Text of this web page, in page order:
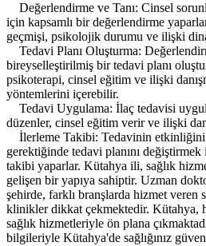
Değerlendirme ve Tanı: Cinsel
için kapsamlı bir değerlendirme
geçmişi, psikolojik durumu ve ilişki
Tedavi Planı Oluşturma:
bireyselleştirilmiş bir tedavi planı
psikoterapi, cinsel eğitim ve ilişki
yöntemlerini içerebilir.
Tedavi Uygulama: İlaç tedavisi
düzenler, cinsel eğitim verir ve ilişki
İlerleme Takibi: Tedavinin etkinliğini
gerektiğinde tedavi planını
takibi yaparlar. Kütahya ili, sağlık
gelişen bir yapıya sahiptir. Uzman
şehirde, farklı branşlarda hizmet veren
klinikler dikkat çekmektedir. Kütahya,
sağlık hizmetleriyle ön plana
bilgileriyle Kütahya'de sağlığınız